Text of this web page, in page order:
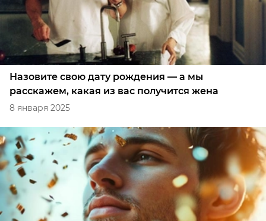
Назовите свою дату рождения — а мы
расскажем, какая из вас получится жена
8 января 2025